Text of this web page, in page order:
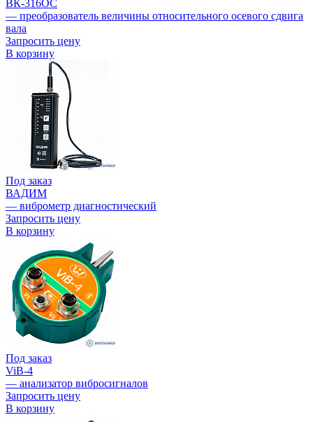
ВК-316ОС
— преобразователь величины относительного осевого сдвига
вала
Запросить цену
В корзину
Под заказ
ВАДИМ
— виброметр диагностический
Запросить цену
В корзину
Под заказ
ViB-4
— анализатор вибросигналов
Запросить цену
В корзину